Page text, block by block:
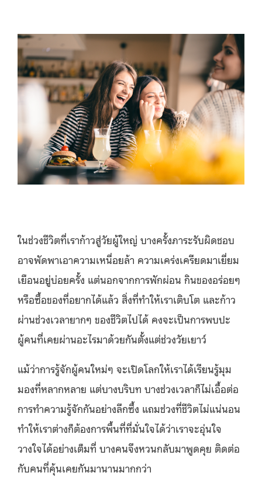
ในช่วงชีวิตที่เราก้าวสู่วัยผู้ใหญ่ บางครั้งภาระรับผิดชอบ
อาจพัดพาเอาความเหนื่อยล้า ความเคร่งเครียดมาเยี่ยม
เยือนอยู่บ่อยครั้ง แต่นอกจากการพักผ่อน กินของอร่อยๆ
หรือซื้อของที่อยากได้แล้ว สิ่งที่ทำให้เราเติบโต และก้าว
ผ่านช่วงเวลายากๆ ของชีวิตไปได้ คงจะเป็นการพบปะ
ผู้คนที่เคยผ่านอะไรมาด้วยกันตั้งแต่ช่วงวัยเยาว์
แม้ว่าการรู้จักผู้คนใหม่ๆ จะเปิดโลกให้เราได้เรียนรู้มุม
มองที่หลากหลาย แต่บางบริบท บางช่วงเวลาก็ไม่เอื้อต่อ
การทำความรู้จักกันอย่างลึกซึ้ง แถมช่วงที่ชีวิตไม่แน่นอน
ทำให้เราต่างก็ต้องการพื้นที่ที่มั่นใจได้ว่าเราจะอุ่นใจ
วางใจได้อย่างเต็มที่ บางคนจึงหวนกลับมาพูดคุย ติดต่อ
กับคนที่คุ้นเคยกันมานานมากกว่า